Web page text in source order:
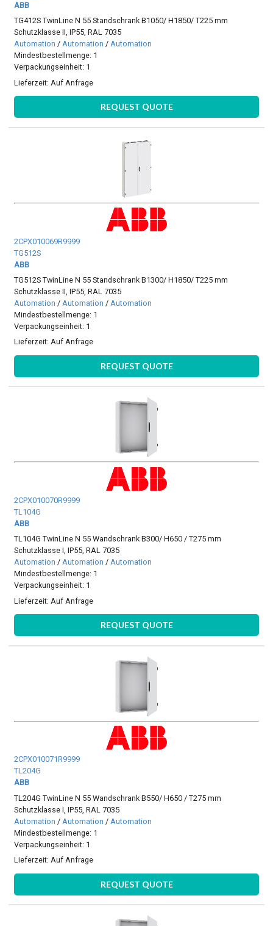
ABB
TG412S TwinLine N 55 Standschrank B1050/ H1850/ T225 mm
Schutzklasse II, IP55, RAL 7035
Automation /Automation /Automation
Mindestbestellmenge: 1
Verpackungseinheit: 1
Lieferzeit: Auf Anfrage
REQUEST QUOTE
2CPX010069R9999
TG512S
ABB
TG512S TwinLine N 55 Standschrank B1300/ H1850/ T225 mm
Schutzklasse II, IP55, RAL 7035
Automation / Automation / Automation
Mindestbestellmenge: 1
Verpackungseinheit: 1
Lieferzeit:Auf Anfrage
REQUEST QUOTE
2CPX010070R9999
TL104G
ABB
TL104G TwinLine N 55 Wandschrank B300/ H650 / T275 mm
Schutzklasse I, IP55, RAL 7035
Automation /Automation /Automation
Mindestbestellmenge: 1
Verpackungseinheit: 1
Lieferzeit: Auf Anfrage
REQUEST QUOTE
2CPX010071R9999
TL204G
ABB
TL204G TwinLine N 55 Wandschrank B550/ H650 / T275 mm
Schutzklasse I, IP55, RAL 7035
Automation / Automation / Automation
Mindestbestellmenge: 1
Verpackungseinheit: 1
Lieferzeit:Auf Anfrage
REQUEST QUOTE